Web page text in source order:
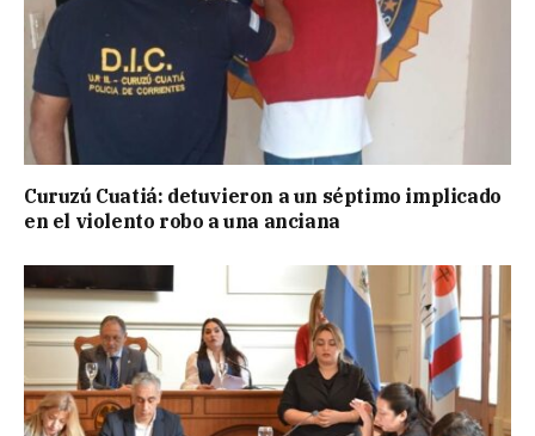
Curuzú Cuatiá: detuvieron a un séptimo implicado
en el violento robo a una anciana